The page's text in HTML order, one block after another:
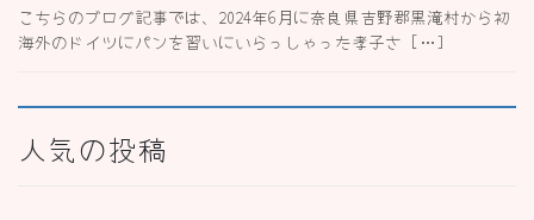
こちらのブログ記事では、2024年6月に奈良県吉野郡黒滝村から初
海外のドイツにパンを習いにいらっしゃった孝子さ […]
人気の投稿